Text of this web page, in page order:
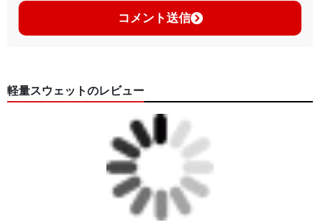
コメント送信
軽量スウェットのレビュー